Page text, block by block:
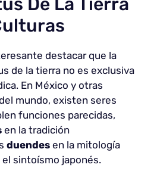
De La Tierra
destacar que la
de la tierra no es exclusiva
En México y otras
mundo, existen seres
funciones parecidas,
en la tradición
duendes en la mitología
el sintoísmo japonés.